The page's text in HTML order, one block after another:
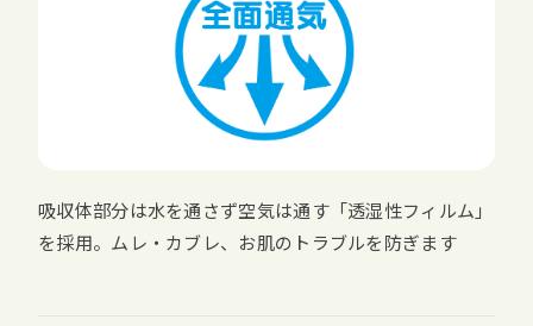
吸収体部分は水を通さず空気は通す「透湿性フィルム」
を採用。ムレ・カブレ、お肌のトラブルを防ぎます